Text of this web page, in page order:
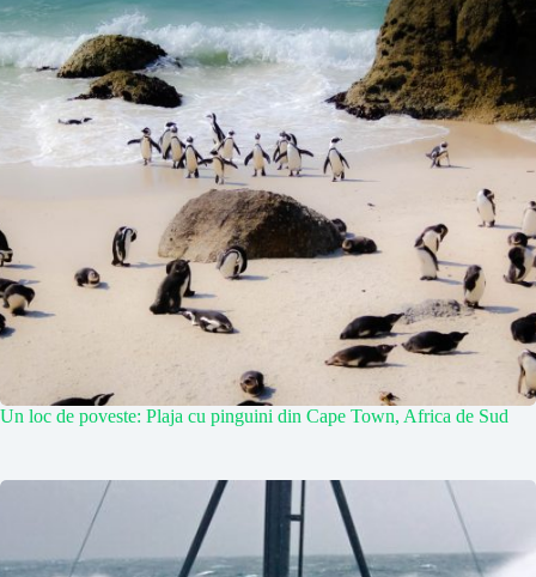
Un loc de poveste: Plaja cu pinguini din Cape Town, Africa de Sud